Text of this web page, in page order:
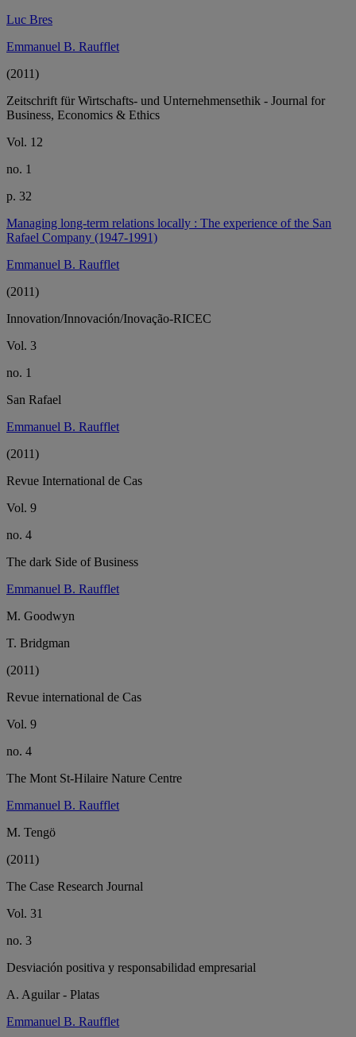
Luc Bres
Emmanuel B. Raufflet
(2011)
Zeitschrift für Wirtschafts- und Unternehmensethik - Journal for
Business, Economics & Ethics
Vol. 12
no. 1
p. 32
Managing long-term relations locally : The experience of the San
Rafael Company (1947-1991)
Emmanuel B. Raufflet
(2011)
Innovation/Innovación/Inovação-RICEC
Vol. 3
no. 1
San Rafael
Emmanuel B. Raufflet
(2011)
Revue International de Cas
Vol. 9
no. 4
The dark Side of Business
Emmanuel B. Raufflet
M. Goodwyn
T. Bridgman
(2011)
Revue international de Cas
Vol. 9
no. 4
The Mont St-Hilaire Nature Centre
Emmanuel B. Raufflet
M. Tengö
(2011)
The Case Research Journal
Vol. 31
no. 3
Desviación positiva y responsabilidad empresarial
A. Aguilar - Platas
Emmanuel B. Raufflet